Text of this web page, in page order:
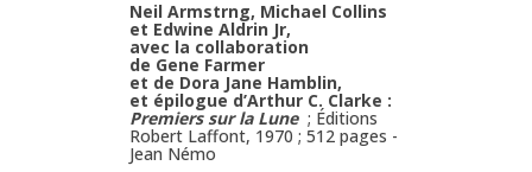
Neil Armstrng, Michael Collins
et Edwine Aldrin Jr,
avec la collaboration
de Gene Farmer
et de Dora Jane Hamblin,
et épilogue d’Arthur C. Clarke :
Premiers sur la Lune ; Éditions
Robert Laffont, 1970 ; 512 pages -
Jean Némo